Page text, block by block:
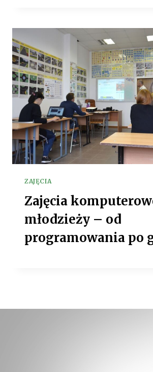
ZAJĘCIA
Zajęcia
młodzieży – od
programowania po